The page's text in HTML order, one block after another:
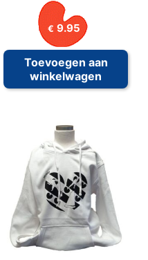
€ 9.95
Toevoegen aan
winkelwagen